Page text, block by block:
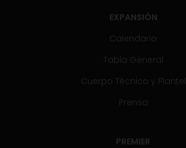
EXPANSIÓN
Calendario
Tabla General
Cuerpo Técnico y Plantel
Prensa
PREMIER